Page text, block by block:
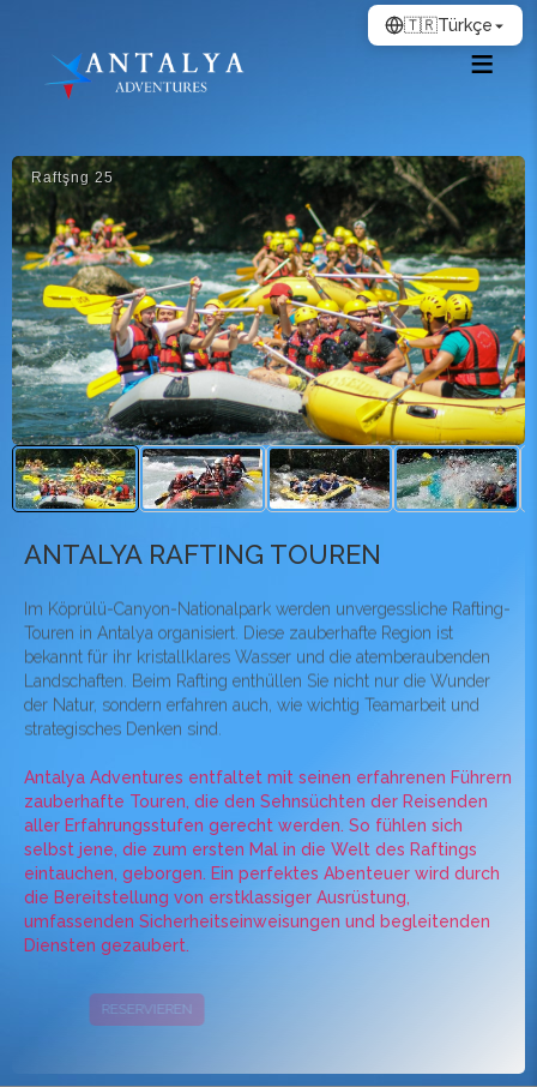
Raftşng 25
ANTALYA RAFTING TOUREN
Im Köprülü-Canyon-Nationalpark werden unvergessliche Rafting-
Touren in Antalya organisiert. Diese zauberhafte Region ist
bekannt für ihr kristallklares Wasser und die atemberaubenden
Landschaften. Beim Rafting enthüllen Sie nicht nur die Wunder
der Natur, sondern erfahren auch, wie wichtig Teamarbeit und
strategisches Denken sind.
Antalya Adventures entfaltet mit seinen erfahrenen Führern
zauberhafte Touren, die den Sehnsüchten der Reisenden
aller Erfahrungsstufen gerecht werden. So fühlen sich
selbst jene, die zum ersten Mal in die Welt des Raftings
eintauchen, geborgen. Ein perfektes Abenteuer wird durch
die Bereitstellung von erstklassiger Ausrüstung,
umfassenden Sicherheitseinweisungen und begleitenden
Diensten gezaubert.
RESERVIEREN KAMPAGNEN
🇹🇷Türkçe